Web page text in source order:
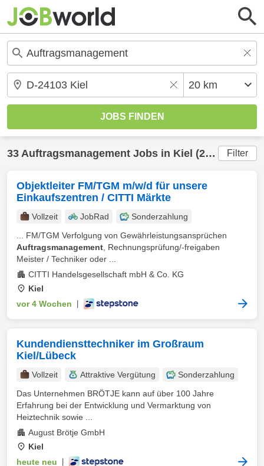
33 Auftragsmanagement Jobs in Kiel (20 km) gefunden Filter
Objektleiter FM/TGM m/w/d für unsere
Einkaufszentren / CITTI Märkte
Vollzeit JobRad
Sonderzahlung
... FM/TGM Verfolgung von Gewährleistungsansprüchen
Auftragsmanagement , Rechnungsprüfung/-freigaben
Meister / Techniker oder ...
CITTI Handelsgesellschaft mbH & Co. KG
Kiel
vor 4 Wochen
Kundendiensttechniker im Großraum
Kiel/Lübeck
Vollzeit Attraktive Vergütung
Sonderzahlung
Das Unternehmen BRÖTJE kann auf über 100 Jahre
Erfahrung bei der Entwicklung und Vermarktung von
Heiztechnik sowie ...
August Brötje GmbH
Kiel
heute neu